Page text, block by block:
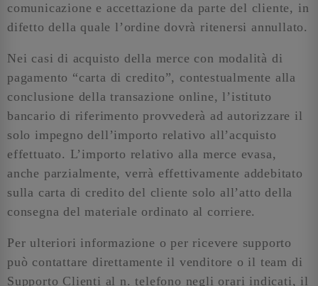
comunicazione e accettazione da parte del cliente, in
difetto della quale l’ordine dovrà ritenersi annullato.
Nei casi di acquisto della merce con modalità di
pagamento “carta di credito”, contestualmente alla
conclusione della transazione online, l’istituto
bancario di riferimento provvederà ad autorizzare il
solo impegno dell’importo relativo all’acquisto
effettuato. L’importo relativo alla merce evasa,
anche parzialmente, verrà effettivamente addebitato
sulla carta di credito del cliente solo all’atto della
consegna del materiale ordinato al corriere.
Per ulteriori informazione o per ricevere supporto
può contattare direttamente il venditore o il team di
Supporto Clienti al n. telefono negli orari indicati, il